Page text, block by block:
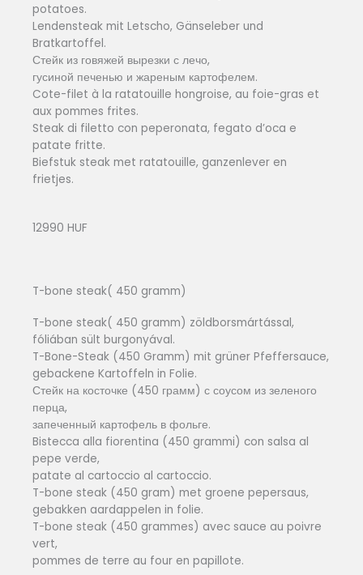
potatoes.
Lendensteak mit Letscho, Gänseleber und
Bratkartoffel.
Стейк из говяжей вырезки с лечо,
гусиной печенью и жареным картофелем.
Cote-filet à la ratatouille hongroise, au foie-gras et
aux pommes frites.
Steak di filetto con peperonata, fegato d’oca e
patate fritte.
Biefstuk steak met ratatouille, ganzenlever en
frietjes.
12990 HUF
T-bone steak( 450 gramm)
T-bone steak( 450 gramm) zöldborsmártással,
fóliában sült burgonyával.
T-Bone-Steak (450 Gramm) mit grüner Pfeffersauce,
gebackene Kartoffeln in Folie.
Стейк на косточке (450 грамм) с соусом из зеленого
перца,
запеченный картофель в фольге.
Bistecca alla fiorentina (450 grammi) con salsa al
pepe verde,
patate al cartoccio al cartoccio.
T-bone steak (450 gram) met groene pepersaus,
gebakken aardappelen in folie.
T-bone steak (450 grammes) avec sauce au poivre
vert,
pommes de terre au four en papillote.